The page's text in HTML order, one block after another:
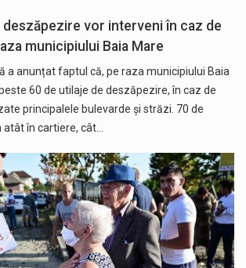
deszăpezire vor interveni în caz de
municipiului Baia Mare
a anunțat faptul că, pe raza municipiului Baia
60 de utilaje de deszăpezire, în caz de
principalele bulevarde și străzi. 70 de
atât în cartiere, cât…